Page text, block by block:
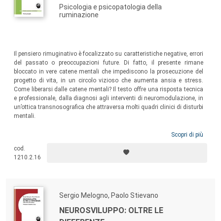
Psicologia e psicopatologia della
ruminazione
Il pensiero rimuginativo è focalizzato su caratteristiche negative, errori
del passato o preoccupazioni future. Di fatto, il presente rimane
bloccato in vere catene mentali che impediscono la prosecuzione del
progetto di vita, in un circolo vizioso che aumenta ansia e stress.
Come liberarsi dalle catene mentali? Il testo offre una risposta tecnica
e professionale, dalla diagnosi agli interventi di neuromodulazione, in
un’ottica transnosografica che attraversa molti quadri clinici di disturbi
mentali.
Scopri di più
cod.
1210.2.16
Sergio Melogno, Paolo Stievano
NEUROSVILUPPO: OLTRE LE